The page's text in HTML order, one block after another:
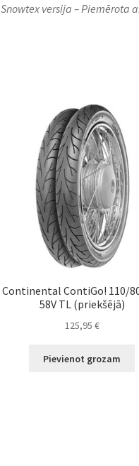
Snowtex versija – Piemērota
Continental ContiGo! 110/
58V TL (priekšējā)
125,95 €
Pievienot grozam